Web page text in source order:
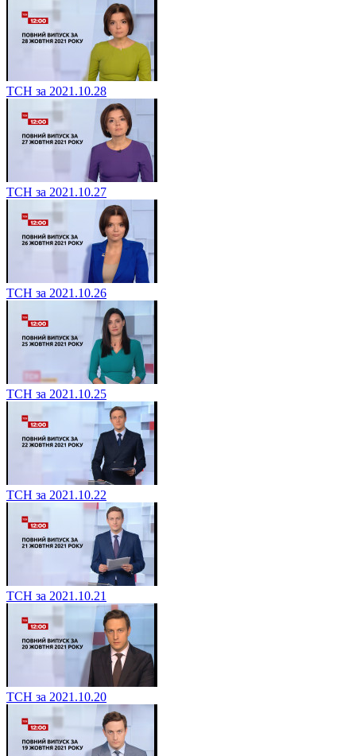
ТСН за 2021.10.28
ТСН за 2021.10.27
ТСН за 2021.10.26
ТСН за 2021.10.25
ТСН за 2021.10.22
ТСН за 2021.10.21
ТСН за 2021.10.20